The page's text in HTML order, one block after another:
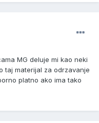
MG deluje mi kao neki
taj materijal za odrzavanje
platno ako ima tako